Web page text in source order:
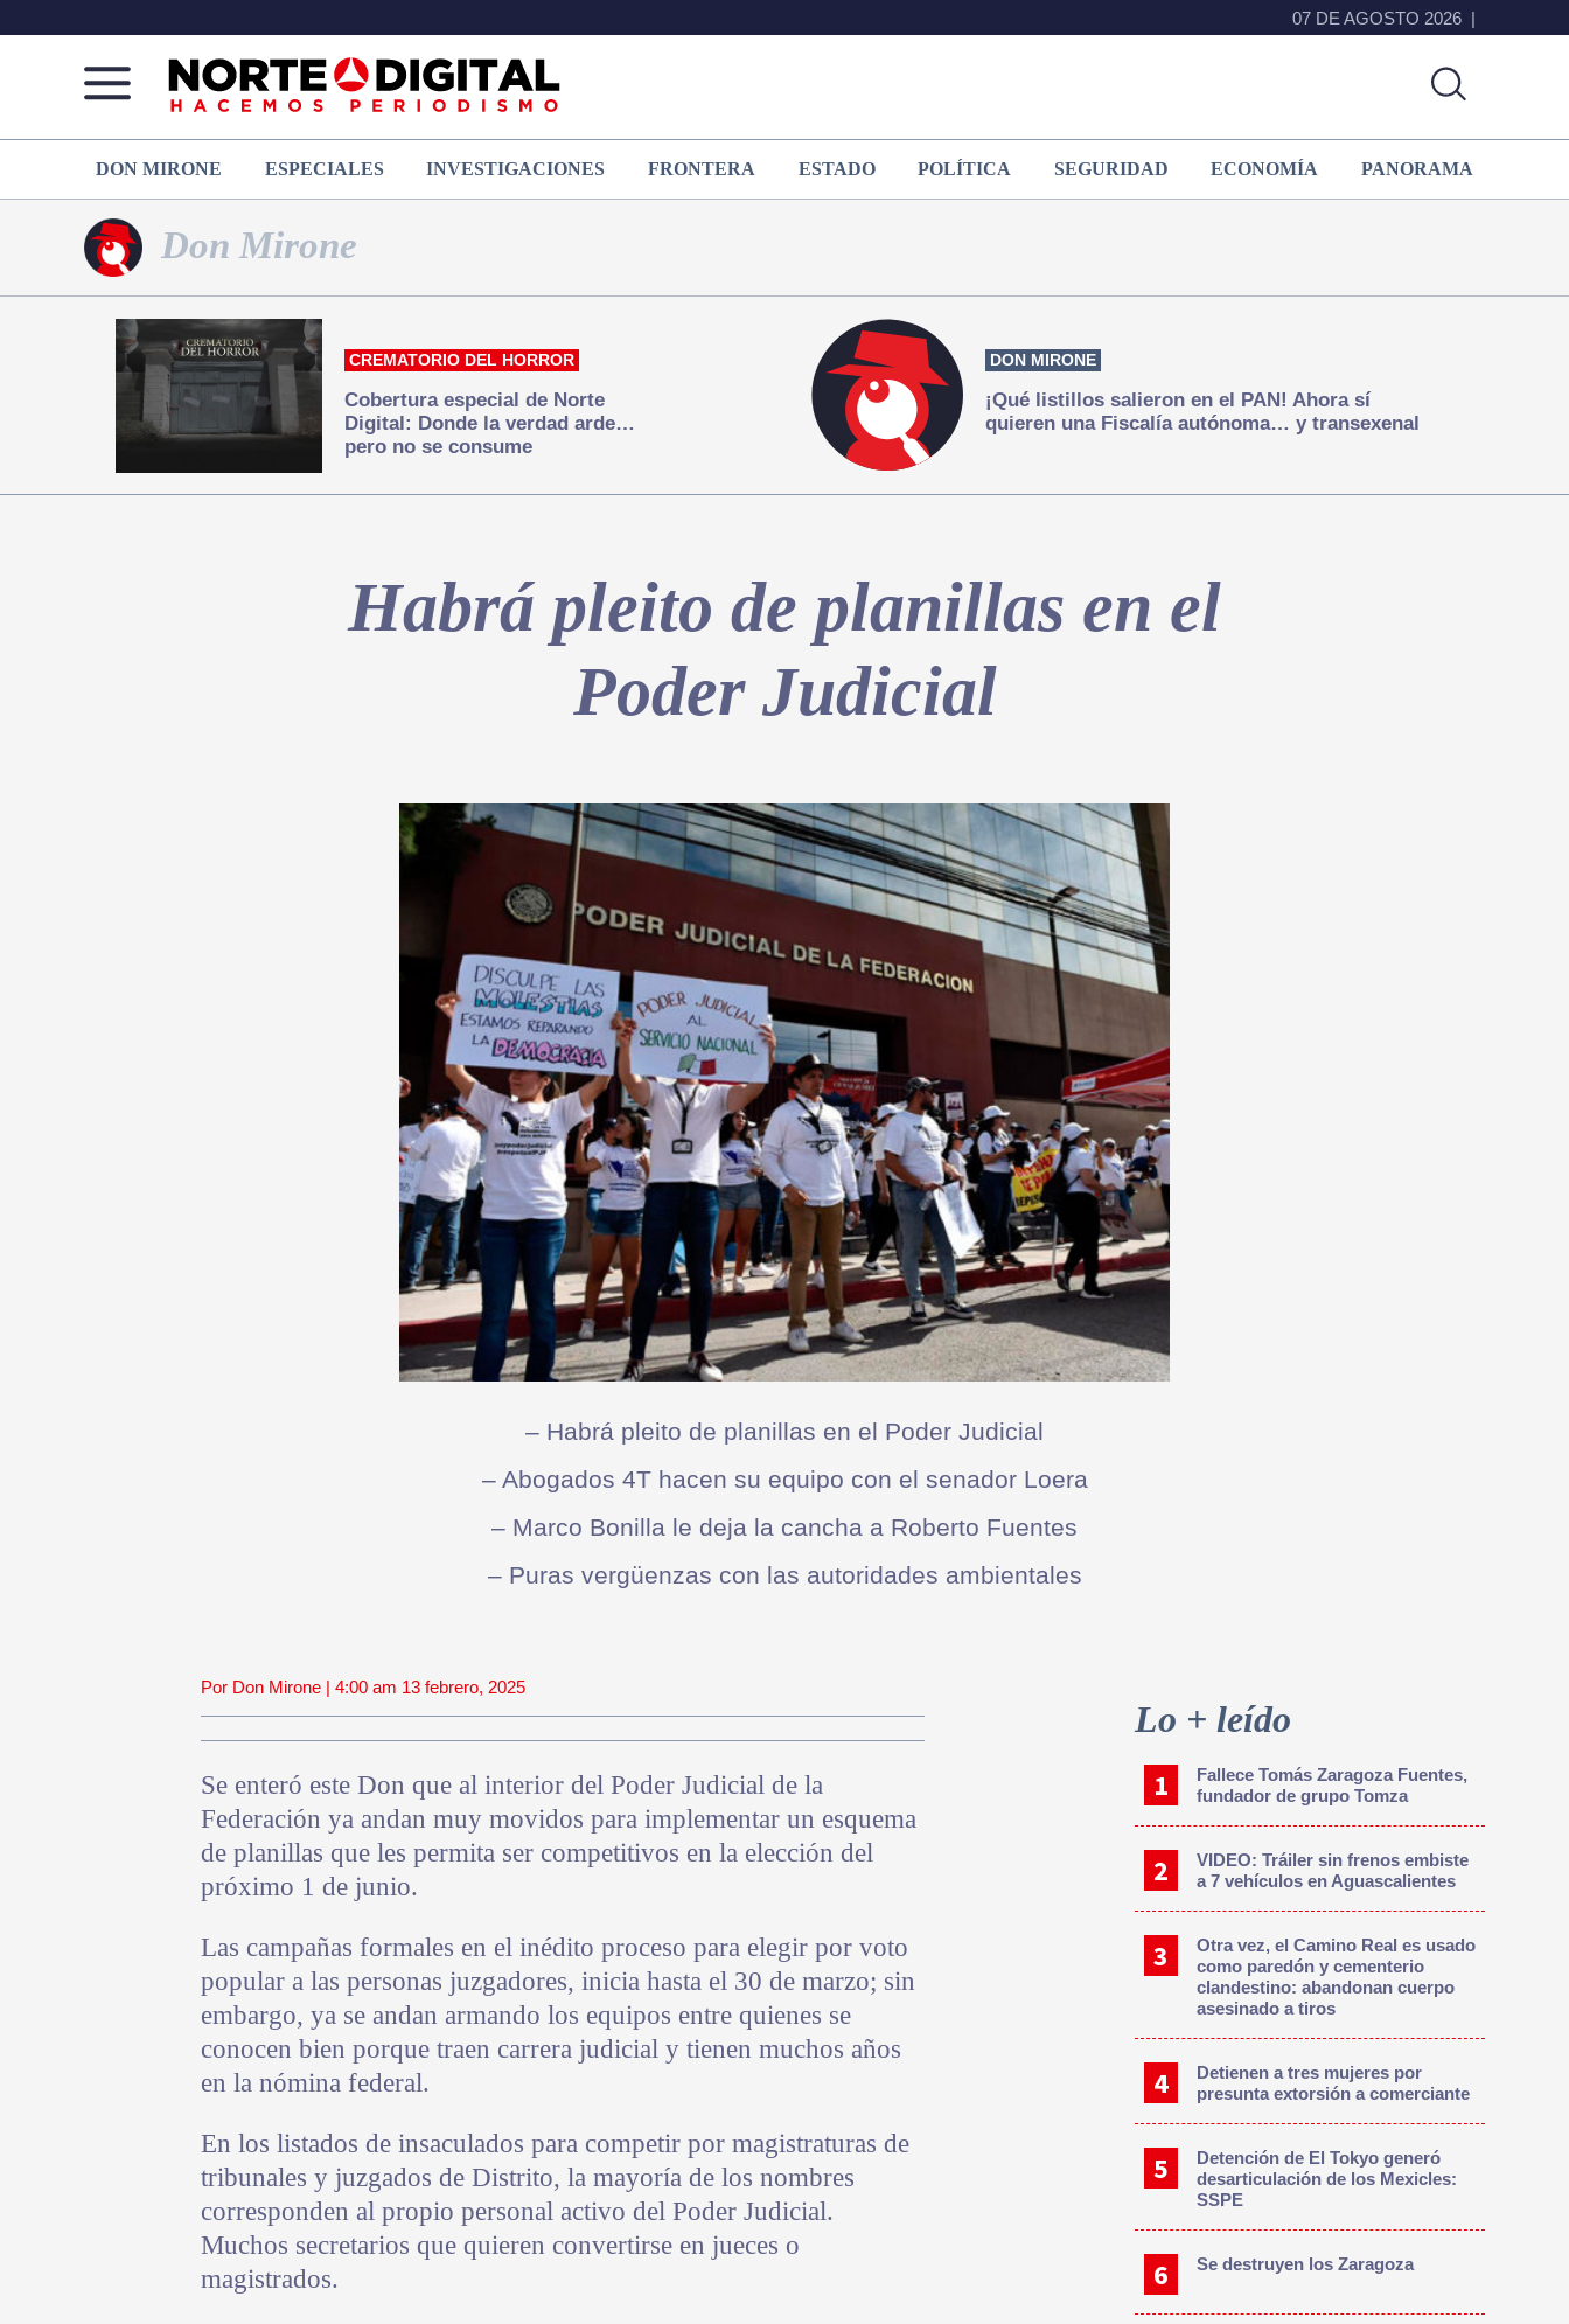
07 DE AGOSTO 2026
de
Ciudad
que
noticias,
hacemos periodismo
DON MIRONE ESPECIALES INVESTIGACIONES FRONTERA ESTADO POLÍTICA SEGURIDAD ECONOMÍA PANORAMA
Don Mirone
CREMATORIO DEL HORROR
Cobertura especial de Norte
Digital: Donde la verdad arde…
pero no se consume
DON MIRONE
¡Qué listillos salieron en el PAN! Ahora sí
quieren una Fiscalía autónoma… y transexenal
Habrá pleito de planillas en el
Poder Judicial
– Habrá pleito de planillas en el Poder Judicial
– Abogados 4T hacen su equipo con el senador Loera
– Marco Bonilla le deja la cancha a Roberto Fuentes
– Puras vergüenzas con las autoridades ambientales
Por Don Mirone | 4:00 am 13 febrero, 2025
Se enteró este Don que al interior del Poder Judicial de la
Federación ya andan muy movidos para implementar un esquema
de planillas que les permita ser competitivos en la elección del
próximo 1 de junio.
Las campañas formales en el inédito proceso para elegir por voto
popular a las personas juzgadores, inicia hasta el 30 de marzo; sin
embargo, ya se andan armando los equipos entre quienes se
conocen bien porque traen carrera judicial y tienen muchos años
en la nómina federal.
En los listados de insaculados para competir por magistraturas de
tribunales y juzgados de Distrito, la mayoría de los nombres
corresponden al propio personal activo del Poder Judicial.
Muchos secretarios que quieren convertirse en jueces o
magistrados.
Sidebar
Lo + leído
Fallece Tomás Zaragoza Fuentes,
fundador de grupo Tomza
VIDEO: Tráiler sin frenos embiste
a 7 vehículos en Aguascalientes
Otra vez, el Camino Real es usado
como paredón y cementerio
clandestino: abandonan cuerpo
asesinado a tiros
Detienen a tres mujeres por
presunta extorsión a comerciante
Detención de El Tokyo generó
desarticulación de los Mexicles:
SSPE
Se destruyen los Zaragoza